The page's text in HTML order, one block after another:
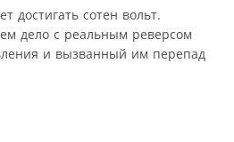
достигать сотен вольт.
дело с реальным реверсом
и вызванный им перепад